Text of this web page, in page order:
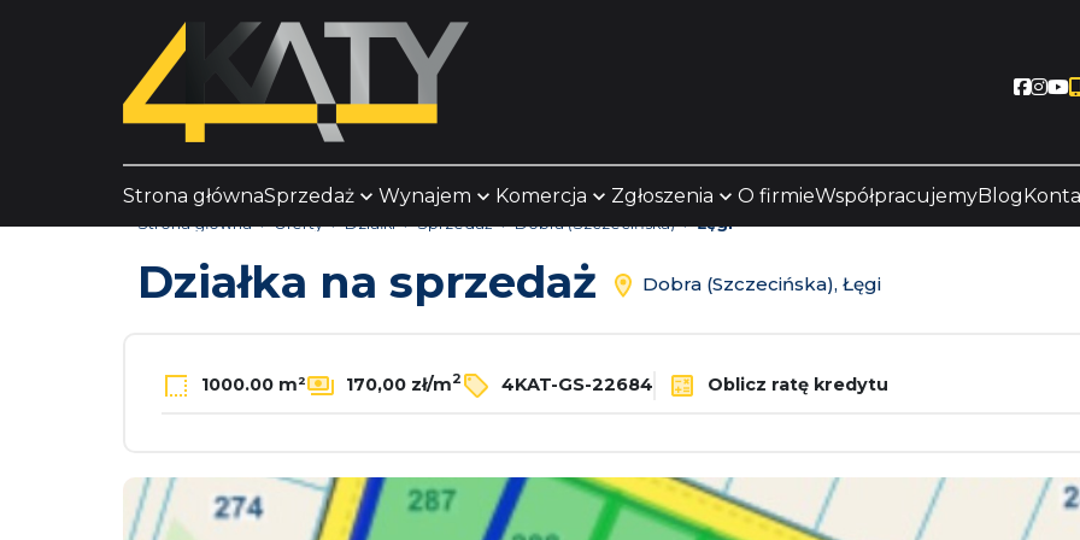
Strona głównaSprzedaż Wynajem Komercja Zgłoszenia O firmieWspółpracujemyBlog
Strona główna Oferty Działki Sprzedaż Dobra (Szczecińska) Łęgi
Działka na sprzedaż Dobra (Szczecińska), Łęgi
1000.00 m² 170,00 zł/m2 4KAT-GS-22684 Oblicz ratę kredytu